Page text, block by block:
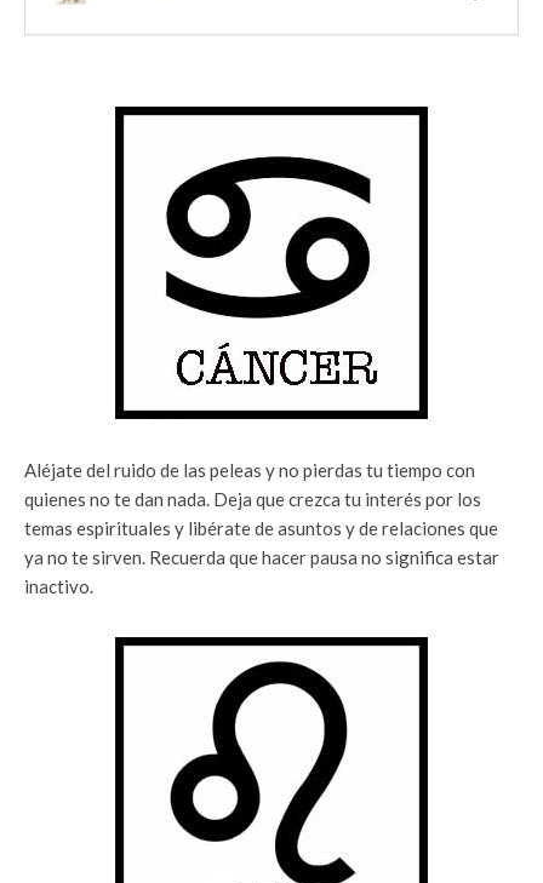
Aléjate del ruido de las peleas y no pierdas tu tiempo con
quienes no te dan nada. Deja que crezca tu interés por los
temas espirituales y libérate de asuntos y de relaciones que
ya no te sirven. Recuerda que hacer pausa no significa estar
inactivo.